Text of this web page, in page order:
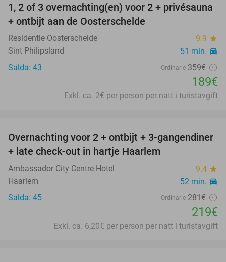
47%
1, 2 of 3 overnachting(en) voor 2 + privésauna
+ ontbijt aan de Oosterschelde
Residentie Oosterschelde 9.9 star
Sint Philipsland 51 min. directions_car
Sålda: 43 Ordinarie 359€
189€
Exkl. ca. 2€ per person per natt i turistavgift
22%
Overnachting voor 2 + ontbijt + 3-gangendiner
+ late check-out in hartje Haarlem
Ambassador City Centre Hotel 9.4 star
Haarlem 52 min. directions_car
Sålda: 45 Ordinarie 281€
219€
Exkl. ca. 6,20€ per person per natt i turistavgift